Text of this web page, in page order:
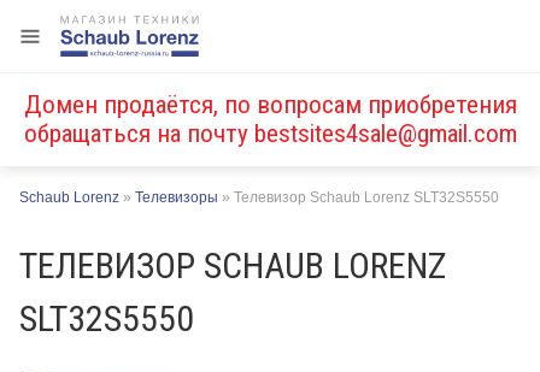
Домен продаётся, по вопросам приобретения
обращаться на почту bestsites4sale@gmail.com
Schaub Lorenz » Телевизоры » Телевизор Schaub Lorenz SLT32S5550
ТЕЛЕВИЗОР SCHAUB LORENZ
SLT32S5550